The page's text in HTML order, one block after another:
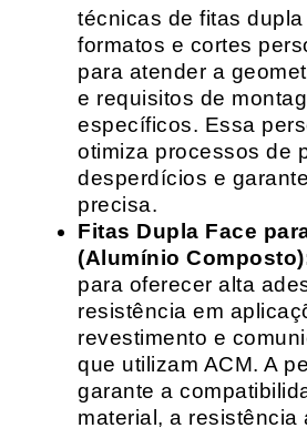
técnicas de fitas
formatos e cortes
para atender a
e requisitos de
específicos. Essa
otimiza processos de
desperdícios e
precisa.
Fitas Dupla Face
(Alumínio
para oferecer alta
resistência em
revestimento e
que utilizam ACM. A
garante a
material, a resistência